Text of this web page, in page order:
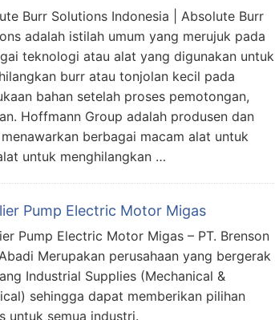
Burr Solutions Indonesia | Absolute Burr
adalah istilah umum yang merujuk pada
teknologi atau alat yang digunakan untuk
burr atau tonjolan kecil pada
bahan setelah proses pemotongan,
Hoffmann Group adalah produsen dan
berbagai macam alat untuk
untuk menghilangkan …
Pump Electric Motor Migas
Pump Electric Motor Migas – PT. Brenson
Merupakan perusahaan yang bergerak
Industrial Supplies (Mechanical &
sehingga dapat memberikan pilihan
untuk semua industri.